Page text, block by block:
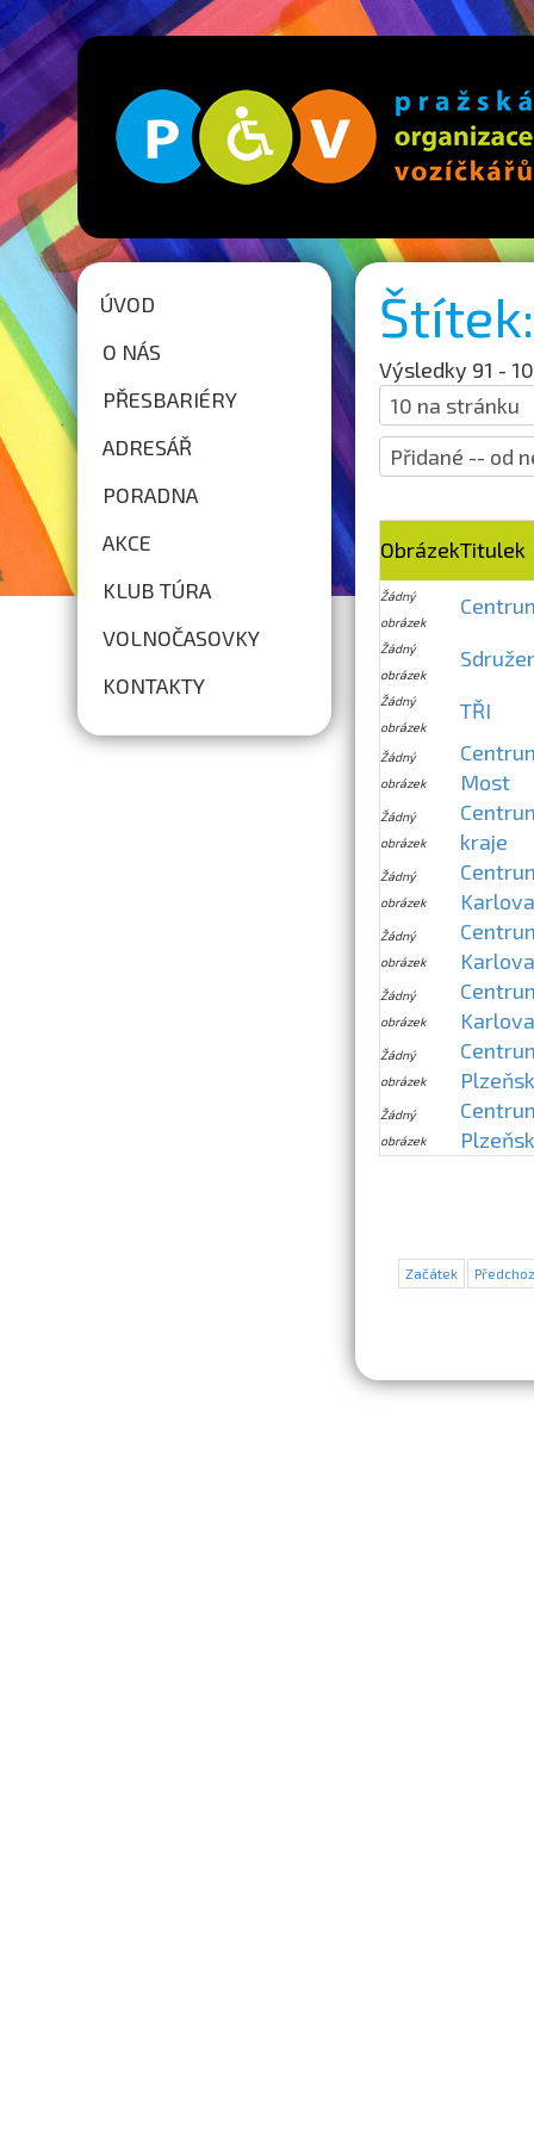
ÚVOD
O NÁS
PŘESBARIÉRY
ADRESÁŘ
PORADNA
AKCE
KLUB TÚRA
VOLNOČASOVKY
KONTAKTY
Výsledky 91 -
ObrázekTitulek
Žádný
obrázek
Žádný
obrázek
Žádný
obrázek
TŘI
Žádný
obrázek
Most
Žádný
obrázek
kraje
Žádný
obrázek
Žádný
obrázek
Žádný
obrázek
Žádný
obrázek
Žádný
obrázek
Začátek